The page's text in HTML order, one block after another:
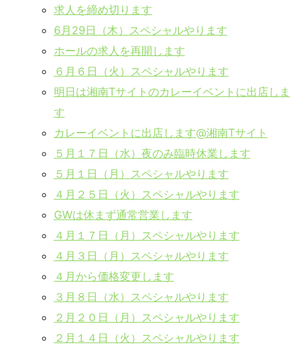
求人を締め切ります
6月29日（木）スペシャルやります
ホールの求人を再開します
６月６日（火）スペシャルやります
明日は湘南Tサイトのカレーイベントに出店しま
す
カレーイベントに出店します@湘南Tサイト
５月１７日（水）夜のみ臨時休業します
５月１日（月）スペシャルやります
４月２５日（火）スペシャルやります
GWは休まず通常営業します
４月１７日（月）スペシャルやります
４月３日（月）スペシャルやります
４月から価格変更します
３月８日（水）スペシャルやります
２月２０日（月）スペシャルやります
２月１４日（火）スペシャルやります